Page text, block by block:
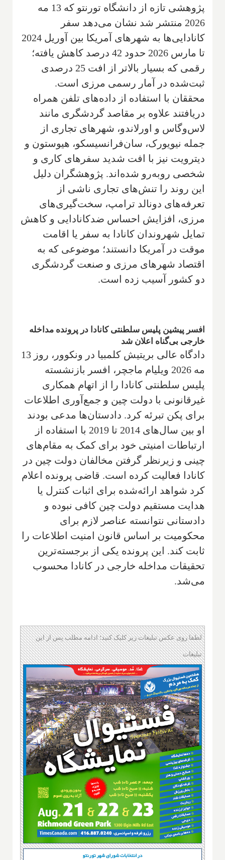
پژوهشی تازه از دانشگاه تورنتو که 13 مه
2026 منتشر شد نشان می‌دهد سفر
کانادایی‌ها به شهرهای آمریکا بین آوریل 2024
تا مارس 2026 حدود 42 درصد کاهش یافته؛
رقمی که بسیار بالاتر از افت 25 درصدی
ثبت‌شده در آمار رسمی مرزی است.
محققان با استفاده از داده‌های تلفن همراه
دریافتند علاوه بر مقاصد گردشگری مانند
لاس‌وگاس و اورلاندو، شهرهای تجاری از
جمله نیویورک، سان‌فرانسیسکو، هیوستون و
دیترویت نیز با افت شدید سفرهای کاری و
شخصی روبه‌رو شده‌اند. پژوهشگران دلیل
این روند را تنش‌های تجاری ناشی از
تعرفه‌های دونالد ترامپ، سخت‌گیری‌های
مرزی، افزایش احساس ضدکانادایی و کاهش
تمایل شهروندان کانادا به سفر یا اقامت
موقت در آمریکا دانستند؛ موضوعی که به
اقتصاد شهرهای مرزی و صنعت گردشگری
دو کشور آسیب زده است.
افسر پیشین پلیس سلطنتی کانادا در پرونده مداخله
خارجی بی‌گناه اعلان شد
دادگاه عالی بریتیش کلمبیا در ونکوور، روز 13
مه 2026 ویلیام ماجچر، افسر بازنشسته
پلیس سلطنتی کانادا را از اتهام همکاری
غیرقانونی با دولت چین و جمع‌آوری اطلاعات
برای پکن تبرئه کرد. دادستان‌ها مدعی بودند
او بین سال‌های 2014 تا 2019 با استفاده از
ارتباطات امنیتی خود برای کمک به مقام‌های
چینی و زیرنظر گرفتن مخالفان دولت چین در
کانادا فعالیت کرده است. قاضی پرونده اعلام
کرد شواهد ارائه‌شده برای اثبات کنترل یا
هدایت مستقیم دولت چین کافی نبوده و
دادستانی نتوانسته عناصر لازم برای
محکومیت بر اساس قانون امنیت اطلاعات را
ثابت کند. این پرونده یکی از برجسته‌ترین
تحقیقات مداخله خارجی در کانادا محسوب
می‌شد.
لطفا روی عکس تبلیغات زیر کلیک کنید؛ ادامه مطلب پس از این
تبلیغات